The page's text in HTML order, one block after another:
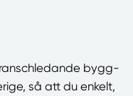
bygg-
så att du enkelt,